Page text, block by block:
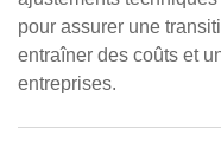
pour assurer une
entraîner des coûts et
entreprises.